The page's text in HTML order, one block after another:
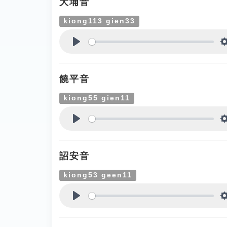
大埔音
kiong113 gien33
饒平音
kiong55 gien11
詔安音
kiong53 geen11